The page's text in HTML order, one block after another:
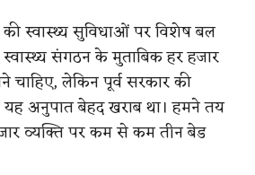
की स्वास्थ्य सुविधाओं पर विशेष बल
संगठन के मुताबिक हर हजार
चाहिए, लेकिन पूर्व सरकार की
यह अनुपात बेहद खराब था। हमने तय
व्यक्ति पर कम से कम तीन बेड